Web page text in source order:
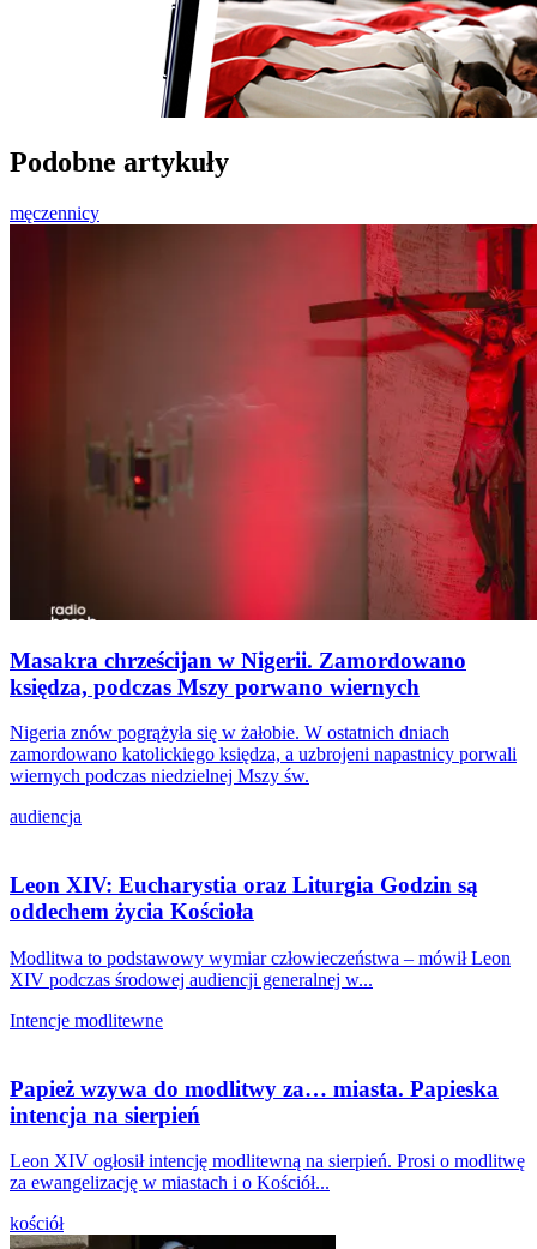
Podobne artykuły
męczennicy
Masakra chrześcijan w Nigerii. Zamordowano
księdza, podczas Mszy porwano wiernych
Nigeria znów pogrążyła się w żałobie. W ostatnich dniach
zamordowano katolickiego księdza, a uzbrojeni napastnicy porwali
wiernych podczas niedzielnej Mszy św.
audiencja
Leon XIV: Eucharystia oraz Liturgia Godzin są
oddechem życia Kościoła
Modlitwa to podstawowy wymiar człowieczeństwa – mówił Leon
XIV podczas środowej audiencji generalnej w...
Intencje modlitewne
Papież wzywa do modlitwy za… miasta. Papieska
intencja na sierpień
Leon XIV ogłosił intencję modlitewną na sierpień. Prosi o modlitwę
za ewangelizację w miastach i o Kościół...
kościół